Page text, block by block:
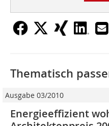
Thematisch
Ausgabe 03/2010
Energieeffizient